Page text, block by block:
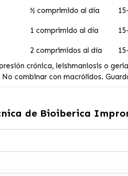
½ comprimido al día
1 comprimido al día
2 comprimidos al día
crónica, leishmaniosis o
combinar con macrólidos.
de Bioiberica